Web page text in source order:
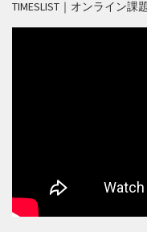
TIMESLIST｜オンライン課